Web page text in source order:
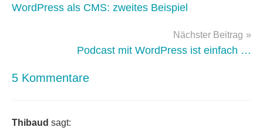
WordPress als CMS: zweites Beispiel
Nächster Beitrag
Podcast mit WordPress ist einfach …
5 Kommentare
Thibaud sagt: